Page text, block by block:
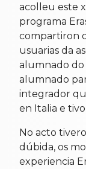
acolleu este
programa
compartiron
usuarias da
alumnado do
alumnado
integrador
en Italia e
No acto
dúbida, os
experiencia